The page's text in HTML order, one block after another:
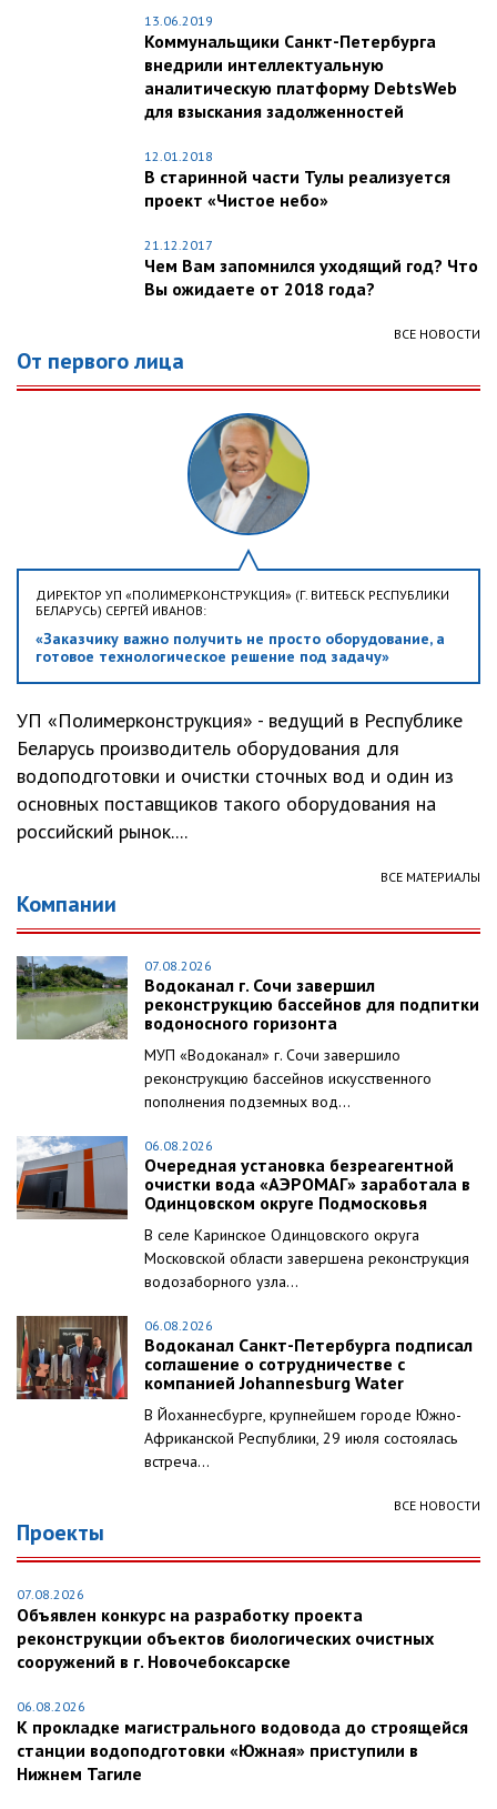
13.06.2019
Коммунальщики Санкт-Петербурга
внедрили интеллектуальную
аналитическую платформу DebtsWeb
для взыскания задолженностей
12.01.2018
В старинной части Тулы реализуется
проект «Чистое небо»
21.12.2017
Чем Вам запомнился уходящий год? Что
Вы ожидаете от 2018 года?
ВСЕ НОВОСТИ
От первого лица
ДИРЕКТОР УП «ПОЛИМЕРКОНСТРУКЦИЯ» (Г. ВИТЕБСК РЕСПУБЛИКИ
БЕЛАРУСЬ) СЕРГЕЙ ИВАНОВ:
«Заказчику важно получить не просто оборудование, а
готовое технологическое решение под задачу»
УП «Полимерконструкция» - ведущий в Республике
Беларусь производитель оборудования для
водоподготовки и очистки сточных вод и один из
основных поставщиков такого оборудования на
российский рынок....
ВСЕ МАТЕРИАЛЫ
Компании
07.08.2026
Водоканал г. Сочи завершил
реконструкцию бассейнов для подпитки
водоносного горизонта
МУП «Водоканал» г. Сочи завершило
реконструкцию бассейнов искусственного
пополнения подземных вод...
06.08.2026
Очередная установка безреагентной
очистки вода «АЭРОМАГ» заработала в
Одинцовском округе Подмосковья
В селе Каринское Одинцовского округа
Московской области завершена реконструкция
водозаборного узла...
06.08.2026
Водоканал Санкт-Петербурга подписал
соглашение о сотрудничестве с
компанией Johannesburg Water
В Йоханнесбурге, крупнейшем городе Южно-
Африканской Республики, 29 июля состоялась
встреча...
ВСЕ НОВОСТИ
Проекты
07.08.2026
Объявлен конкурс на разработку проекта
реконструкции объектов биологических очистных
сооружений в г. Новочебоксарске
06.08.2026
К прокладке магистрального водовода до строящейся
станции водоподготовки «Южная» приступили в
Нижнем Тагиле